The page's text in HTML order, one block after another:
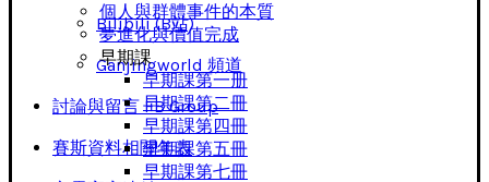
Bilibili (B站)
Ganjingworld 頻道
討論與留言 FB Group
賽斯資料相關年表
個人與群體事件的本質
夢進化與價值完成
早期課
早期課第一册
早期課第二冊
早期課第四冊
早期課第五冊
早期課第七冊